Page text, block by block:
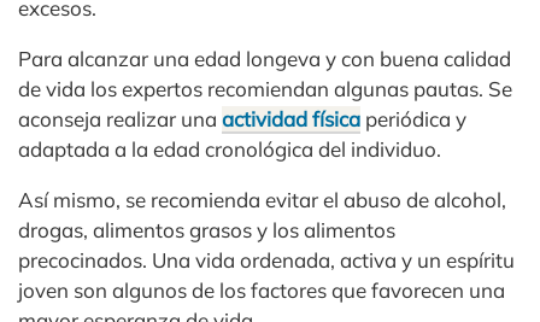
excesos.
Para alcanzar una edad longeva y con buena calidad
de vida los expertos recomiendan algunas pautas. Se
aconseja realizar una actividad física periódica y
adaptada a la edad cronológica del individuo.
Así mismo, se recomienda evitar el abuso de alcohol,
drogas, alimentos grasos y los alimentos
precocinados. Una vida ordenada, activa y un espíritu
joven son algunos de los factores que favorecen una